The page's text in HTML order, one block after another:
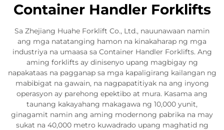
Container Handler Forklifts
Sa Zhejiang Huahe Forklift Co., Ltd., nauunawaan namin
ang mga natatanging hamon na kinakaharap ng mga
industriya na umaasa sa Container Handler Forklifts. Ang
aming forklifts ay dinisenyo upang magbigay ng
napakataas na pagganap sa mga kapaligirang kailangan ng
mabibigat na gawain, na nagpapatitiyak na ang inyong
operasyon ay parehong epektibo at mura. Kasama ang
taunang kakayahang makagawa ng 10,000 yunit,
ginagamit namin ang aming modernong pabrika na may
sukat na 40,000 metro kuwadrado upang maghatid ng